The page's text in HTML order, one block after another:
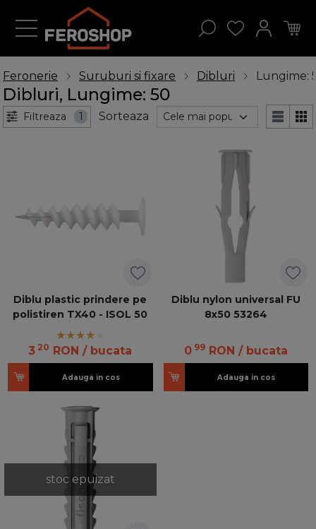
Feronerie Suruburi si fixare Dibluri Lungime:
Dibluri, Lungime: 50
Filtreaza 1 Sorteaza
Diblu plastic prindere pe
polistiren TX40 - ISOL 50
3 20 RON / bucata
Adauga in cos
Diblu nylon universal FU
8x50 53264
099 RON / bucata
Adauga in cos
stoc epuizat